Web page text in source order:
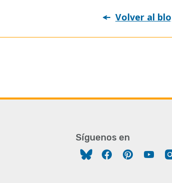
Volver al
Síguenos en
FacebookPinterest